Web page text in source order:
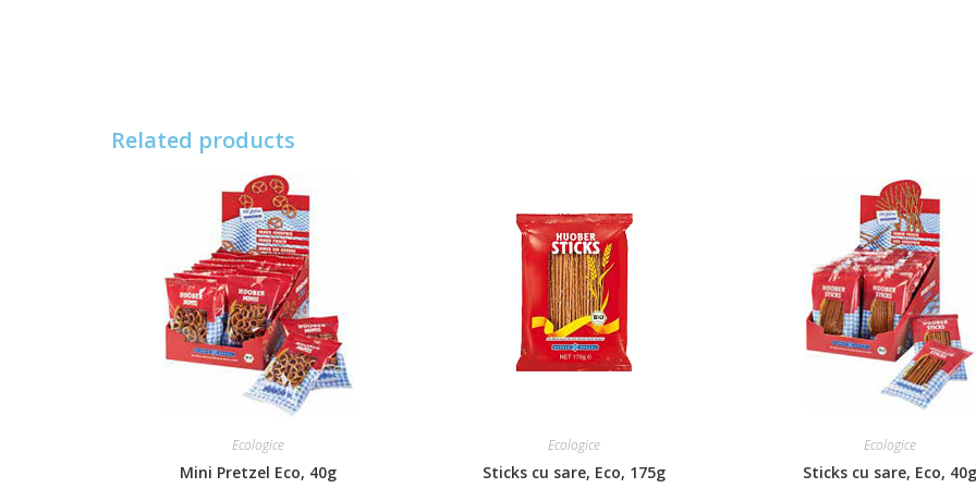
Related products
Ecologice
Mini Pretzel Eco, 40g
Ecologice
Sticks cu sare, Eco, 175g
Ecologice
Sticks cu sare, Eco, 40g